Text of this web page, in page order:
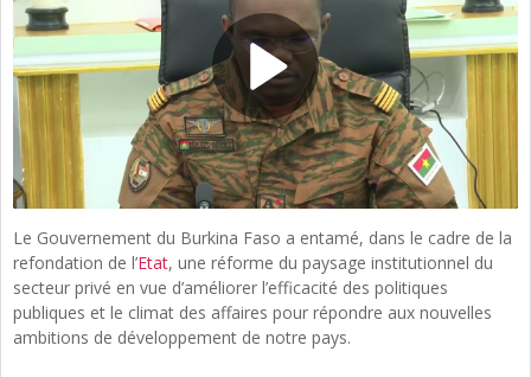
Le Gouvernement du Burkina Faso a entamé, dans le cadre de la
refondation de l’Etat, une réforme du paysage institutionnel du
secteur privé en vue d’améliorer l’efficacité des politiques
publiques et le climat des affaires pour répondre aux nouvelles
ambitions de développement de notre pays.